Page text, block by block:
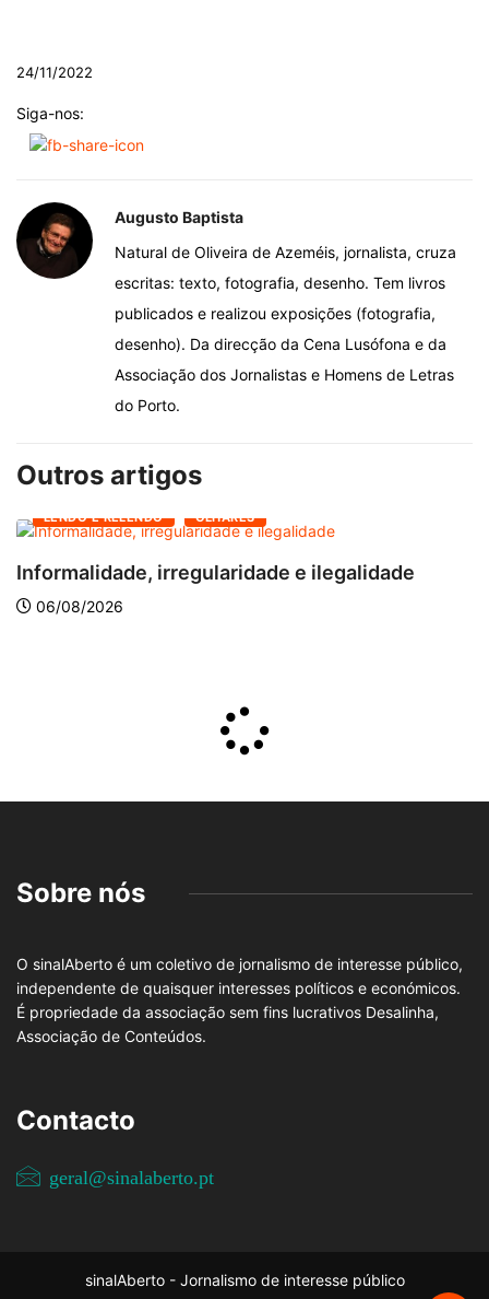
24/11/2022
Siga-nos:
Augusto Baptista
Natural de Oliveira de Azeméis, jornalista, cruza
escritas: texto, fotografia, desenho. Tem livros
publicados e realizou exposições (fotografia,
desenho). Da direcção da Cena Lusófona e da
Associação dos Jornalistas e Homens de Letras
do Porto.
Outros artigos
LENDO E RELENDO OLHARES
Informalidade, irregularidade e ilegalidade
06/08/2026
Sobre nós
O sinalAberto é um coletivo de jornalismo de interesse público,
independente de quaisquer interesses políticos e económicos.
É propriedade da associação sem fins lucrativos Desalinha,
Associação de Conteúdos.
Contacto
geral@sinalaberto.pt
sinalAberto - Jornalismo de interesse público